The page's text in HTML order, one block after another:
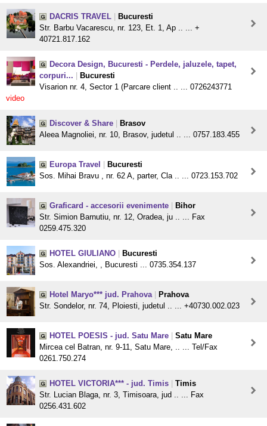
DACRIS TRAVEL
Bucuresti
Str. Barbu Vacarescu, nr. 123, Et. 1, Ap .. ... +
40721.817.162
Decora Design, Bucuresti - Perdele, jaluzele, tapet,
corpuri...
Bucuresti
Visarion nr. 4, Sector 1 (Parcare client .. ... 0726243771
video
Discover & Share
Brasov
Aleea Magnoliei, nr. 10, Brasov, judetul .. ... 0757.183.455
Europa Travel
Bucuresti
Sos. Mihai Bravu , nr. 62 A, parter, Cla .. ... 0723.153.702
Graficard - accesorii evenimente
Bihor
Str. Simion Barnutiu, nr. 12, Oradea, ju .. ... Fax
0259.475.320
HOTEL GIULIANO
Bucuresti
Sos. Alexandriei, , Bucuresti ... 0735.354.137
Hotel Maryo*** jud. Prahova
Prahova
Str. Sondelor, nr. 74, Ploiesti, judetul .. ... +40730.002.023
HOTEL POESIS - jud. Satu Mare
Satu Mare
Mircea cel Batran, nr. 9-11, Satu Mare, .. ... Tel/Fax
0261.750.274
HOTEL VICTORIA*** - jud. Timis
Timis
Str. Lucian Blaga, nr. 3, Timisoara, jud .. ... Fax
0256.431.602